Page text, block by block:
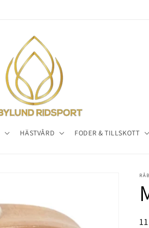
HÄSTVÅRD FODER & TILLSKOTT